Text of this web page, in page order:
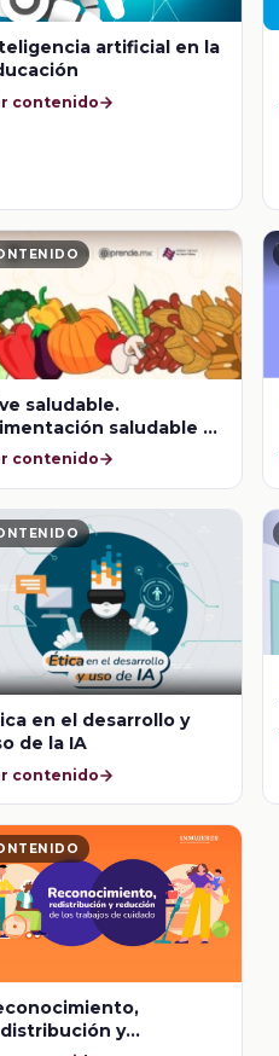
artificial en la
contenido
saludable.
saludable y
contenido
en el desarrollo y
de la IA
contenido
y